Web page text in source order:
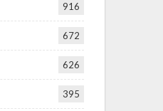
916
672
626
395